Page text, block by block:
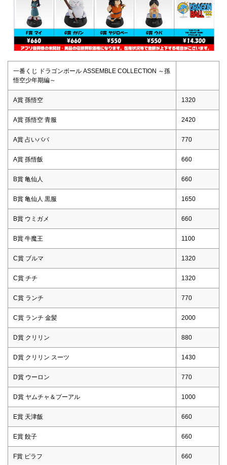
一番くじ ドラゴンボール ASSEMBLE COLLECTION ～孫
悟空少年期編～
A賞 孫悟空 1320
A賞 孫悟空 青服 2420
A賞 占いババ 770
A賞 孫悟飯 660
B賞 亀仙人 660
B賞 亀仙人 黒服 1650
B賞 ウミガメ 660
B賞 牛魔王 1100
C賞 ブルマ 1320
C賞 チチ 1320
C賞 ランチ 770
C賞 ランチ 金髪 2000
D賞 クリリン 880
D賞 クリリン スーツ 1430
D賞 ウーロン 770
D賞 ヤムチャ＆プーアル 1000
E賞 天津飯 660
E賞 餃子 660
F賞 ピラフ 660